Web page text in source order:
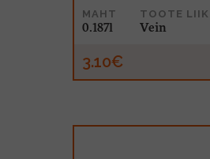
MAHT
0.187l
TOOTE LIIK
Vein
3.10€